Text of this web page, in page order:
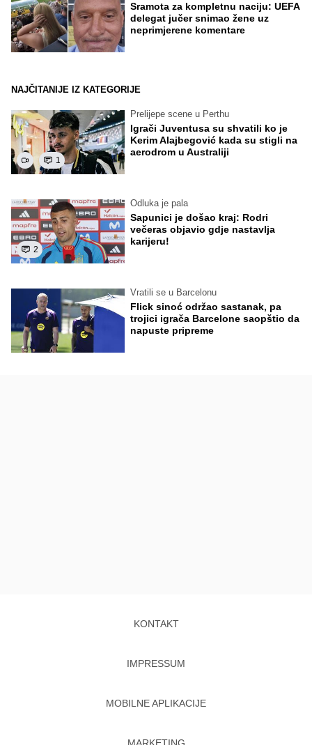
Sramota za kompletnu naciju: UEFA
delegat jučer snimao žene uz
neprimjerene komentare
NAJČITANIJE IZ KATEGORIJE
1
Prelijepe scene u Perthu
Igrači Juventusa su shvatili ko je
Kerim Alajbegović kada su stigli na
aerodrom u Australiji
2
Odluka je pala
Sapunici je došao kraj: Rodri
večeras objavio gdje nastavlja
karijeru!
Vratili se u Barcelonu
Flick sinoć održao sastanak, pa
trojici igrača Barcelone saopštio da
napuste pripreme
KONTAKT
IMPRESSUM
MOBILNE APLIKACIJE